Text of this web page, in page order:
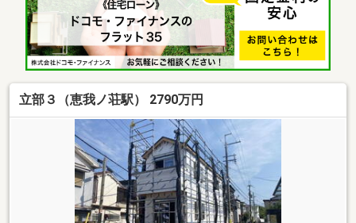
立部３（恵我ノ荘駅） 2790万円